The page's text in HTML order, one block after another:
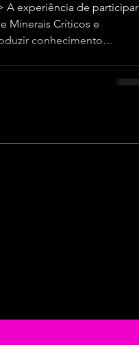
A experiência de participar
Minerais Críticos e
conhecimento